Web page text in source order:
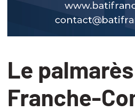
Le
Franche-